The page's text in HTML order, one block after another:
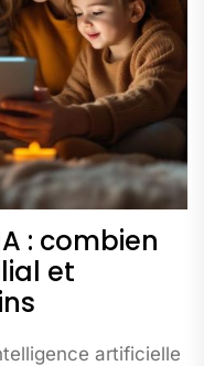
: combien
et
artificielle